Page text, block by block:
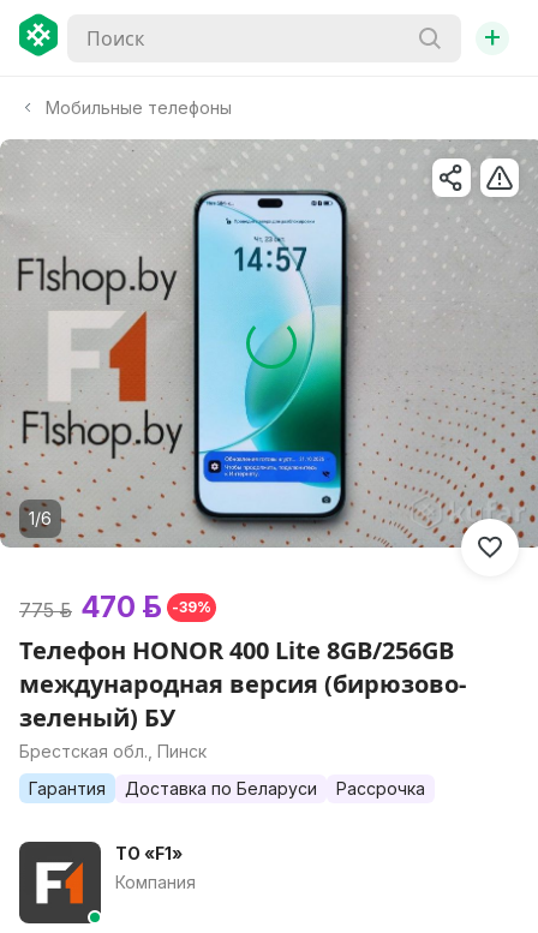
+
Мобильные телефоны
1/6
775 р. 470 р. -39%
Телефон HONOR 400 Lite 8GB/256GB
международная версия (бирюзово-
зеленый) БУ
Брестская обл., Пинск
Гарантия
Доставка по Беларуси Рассрочка
ТО «F1»
Компания